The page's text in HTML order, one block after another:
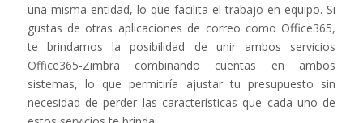
una misma entidad, lo que facilita el trabajo en equipo. Si
gustas de otras aplicaciones de correo como Office365,
te brindamos la posibilidad de unir ambos servicios
Office365-Zimbra combinando cuentas en ambos
sistemas, lo que permitiría ajustar tu presupuesto sin
necesidad de perder las características que cada uno de